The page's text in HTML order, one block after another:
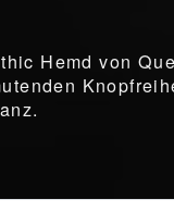
Hemd von